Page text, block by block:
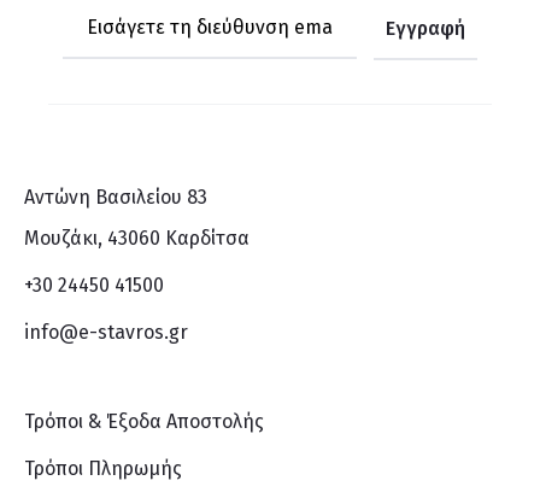
Αντώνη Βασιλείου 83
Μουζάκι, 43060 Καρδίτσα
+30 24450 41500
info@e-stavros.gr
Τρόποι & Έξοδα Αποστολής
Τρόποι Πληρωμής